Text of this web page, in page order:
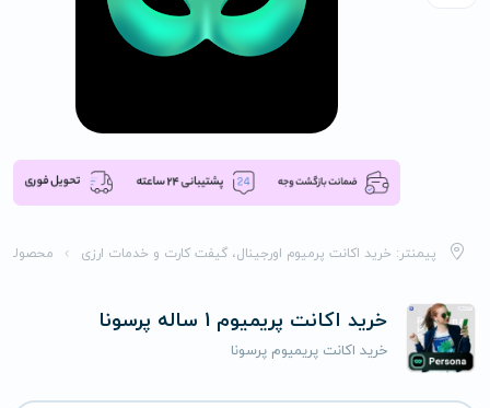
پیمنتر: خرید اکانت پرمیوم اورجینال، گیفت کارت و خدمات ارزی
خرید اکانت پریمیوم 1 ساله پرسونا
خرید اکانت پریمیوم پرسونا